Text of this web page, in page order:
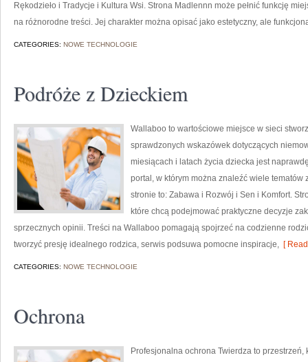
Rękodzieło i Tradycje i Kultura Wsi. Strona Madlennn może pełnić funkcję
na różnorodne treści. Jej charakter można opisać jako estetyczny, ale
CATEGORIES: NOWE TECHNOLOGIE
Podróże z Dzieckiem
Wallaboo to wartościowe miejsce w sieci
sprawdzonych wskazówek dotyczących
miesiącach i latach życia dziecka jest
portal, w którym można znaleźć wiele
stronie to: Zabawa i Rozwój i Sen i Komfort.
które chcą podejmować praktyczne decyzje
sprzecznych opinii. Treści na Wallaboo pomagają spojrzeć na codzienne
tworzyć presję idealnego rodzica, serwis podsuwa pomocne inspiracje, [
CATEGORIES: NOWE TECHNOLOGIE
Ochrona
Profesjonalna ochrona Twierdza to